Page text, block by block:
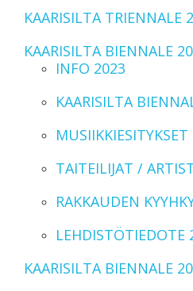
KAARISILTA TRIENNALE
KAARISILTA BIENNALE
INFO 2023
KAARISILTA
MUSIIKKIESITYKSET
TAITEILIJAT /
RAKKAUDEN
LEHDISTÖTIEDOTE
KAARISILTA BIENNALE